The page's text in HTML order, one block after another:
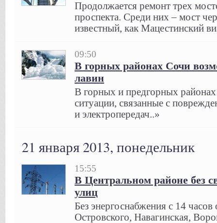
Продолжается ремонт трех
проспекта. Среди них – мост
известный, как Мацестинский
09:50
В горных районах Сочи
лавин
В горных и предгорных
ситуации, связанные с
и электропередач..»
21 января 2013, понедельник
15:55
В Центральном районе без
улиц
Без энергоснабжения с 14
Островского, Навагинская,